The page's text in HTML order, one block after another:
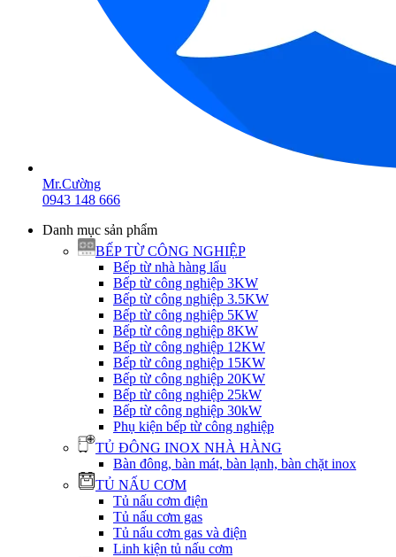
Mr.Cường
0943 148 666
Danh mục sản phẩm
BẾP TỪ CÔNG NGHIỆP
Bếp từ nhà hàng lẩu
Bếp từ công nghiệp 3KW
Bếp từ công nghiệp 3.5KW
Bếp từ công nghiệp 5KW
Bếp từ công nghiệp 8KW
Bếp từ công nghiệp 12KW
Bếp từ công nghiệp 15KW
Bếp từ công nghiệp 20KW
Bếp từ công nghiệp 25kW
Bếp từ công nghiệp 30kW
Phụ kiện bếp từ công nghiệp
TỦ ĐÔNG INOX NHÀ HÀNG
Bàn đông, bàn mát, bàn lạnh, bàn chặt inox
TỦ NẤU CƠM
Tủ nấu cơm điện
Tủ nấu cơm gas
Tủ nấu cơm gas và điện
Linh kiện tủ nấu cơm